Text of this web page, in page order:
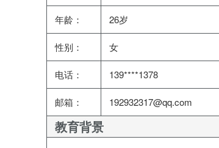
年龄： 26岁
性别： 女
电话： 139****1378
邮箱： 192932317@qq.com
教育背景